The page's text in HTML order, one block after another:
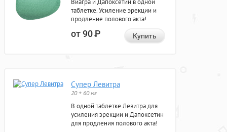
Виагра и Дапоксетин в одной
таблетке. Усиление эрекции и
продление полового акта!
от 90Р Купить
Супер Левитра
20 + 60 мг
В одной таблетке Левитра для
усиления эрекции и Дапоксетин
для продления полового акта!